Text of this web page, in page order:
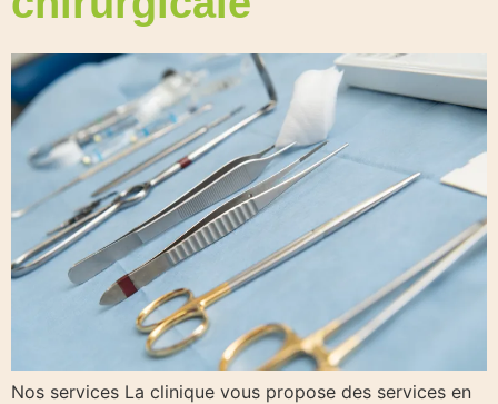
Nos services La clinique vous propose des services en